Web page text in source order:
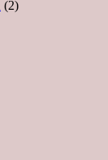
(2)